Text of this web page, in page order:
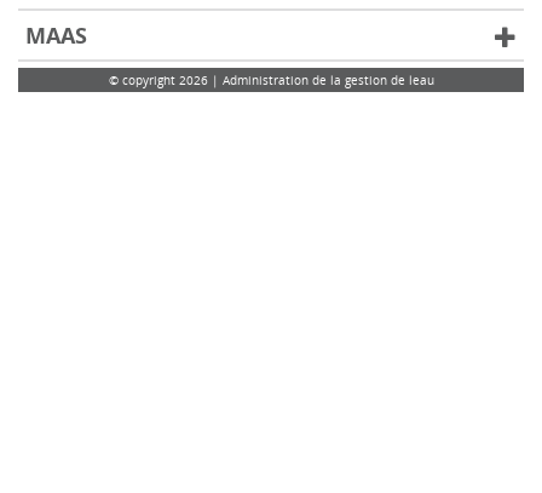
MAAS
© copyright 2026 | Administration de la gestion de leau